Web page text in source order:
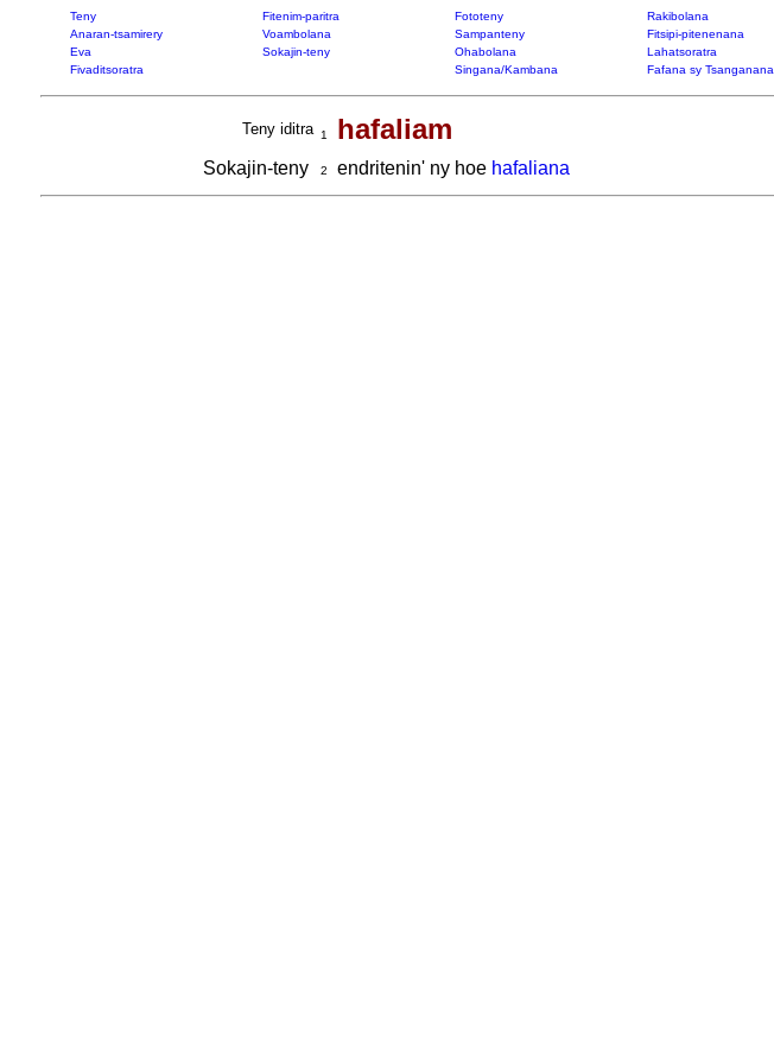
Teny Fitenim-paritra Fototeny Rakibolana
Anaran-tsamirery
Voambolana Sampanteny Fitsipi-pitenenana
Eva
Sokajin-teny Ohabolana Lahatsoratra
Fivaditsoratra
Singana/Kambana Fafana sy Tsanganana
Teny iditra 1 hafaliam
Sokajin-teny 2 endritenin' ny hoe hafaliana